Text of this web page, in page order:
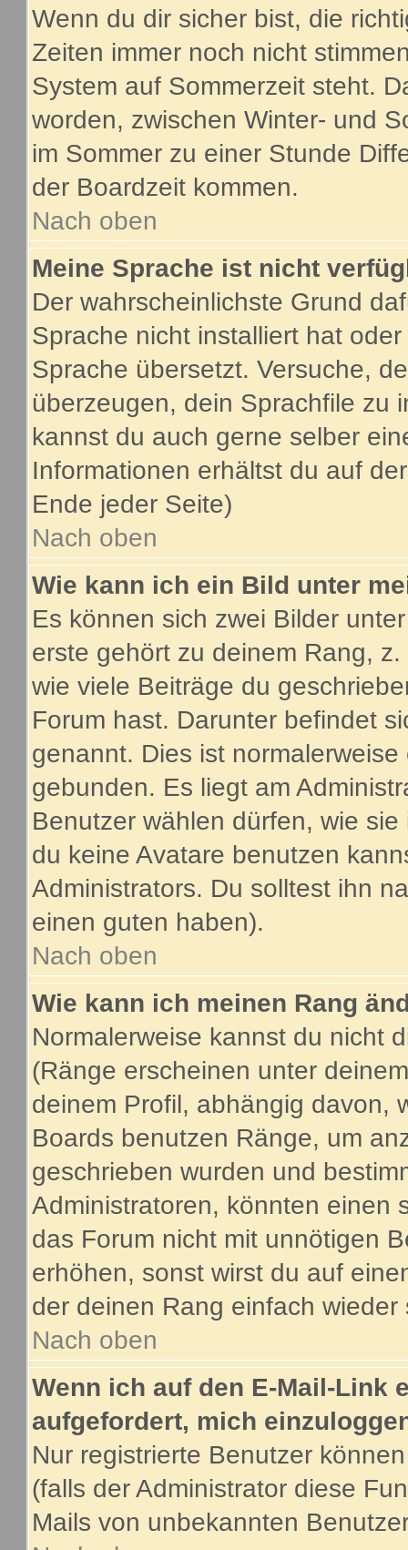
Wenn du dir sicher bist, die
Zeiten immer noch nicht
System auf Sommerzeit steht.
worden, zwischen Winter- und
im Sommer zu einer Stunde
der Boardzeit kommen.
Nach oben
Meine Sprache ist nicht
Der wahrscheinlichste Grund
Sprache nicht installiert hat
Sprache übersetzt. Versuche,
überzeugen, dein Sprachfile zu
kannst du auch gerne selber
Informationen erhältst du auf
Ende jeder Seite)
Nach oben
Wie kann ich ein Bild unter
Es können sich zwei Bilder
erste gehört zu deinem Rang,
wie viele Beiträge du
Forum hast. Darunter befindet
genannt. Dies ist
gebunden. Es liegt am
Benutzer wählen dürfen, wie
du keine Avatare benutzen
Administrators. Du solltest ihn
einen guten haben).
Nach oben
Wie kann ich meinen Rang
Normalerweise kannst du nicht
(Ränge erscheinen unter
deinem Profil, abhängig davon,
Boards benutzen Ränge, um
geschrieben wurden und
Administratoren, könnten einen
das Forum nicht mit unnötigen
erhöhen, sonst wirst du auf
der deinen Rang einfach wieder
Nach oben
Wenn ich auf den E-Mail-Link
aufgefordert, mich
Nur registrierte Benutzer
(falls der Administrator diese
Mails von unbekannten